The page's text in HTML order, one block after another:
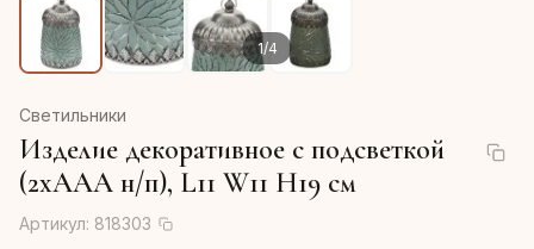
1/4
Светильники
Изделие декоративное с подсветкой
(2xААА н/п), L11 W11 H19 см
Артикул: 818303